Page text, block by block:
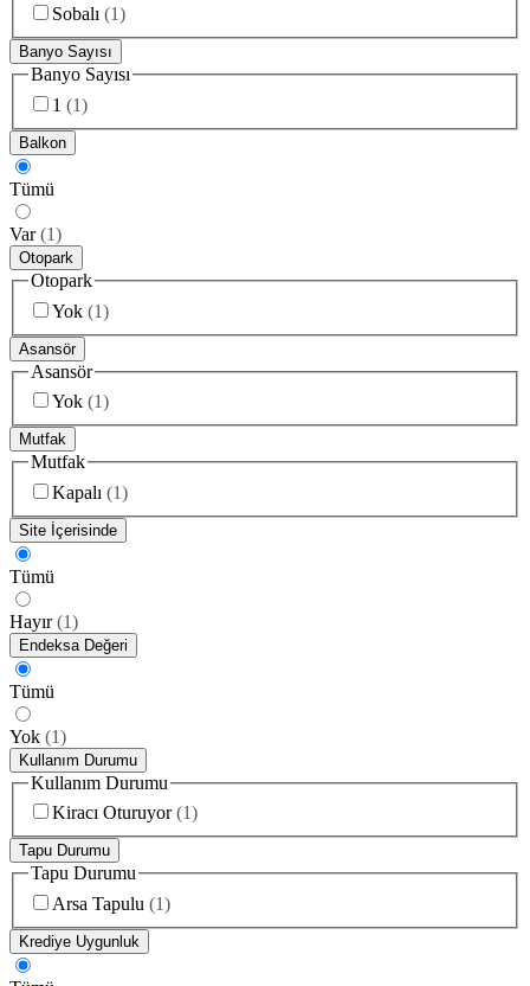
Sobalı (1)
Banyo Sayısı
Banyo Sayısı
1 (1)
Balkon
Tümü
Var (1)
Otopark
Otopark
Yok (1)
Asansör
Asansör
Yok (1)
Mutfak
Mutfak
Kapalı (1)
Site İçerisinde
Tümü
Hayır (1)
Endeksa Değeri
Tümü
Yok (1)
Kullanım Durumu
Kullanım Durumu
Kiracı Oturuyor (1)
Tapu Durumu
Tapu Durumu
Arsa Tapulu (1)
Krediye Uygunluk